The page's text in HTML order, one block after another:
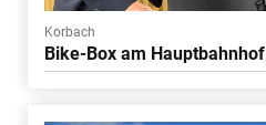
Korbach
Bike-Box am Hauptbahnhof